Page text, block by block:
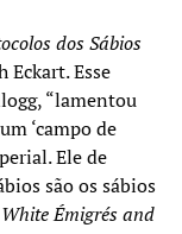
dos Sábios
Esse
“lamentou
‘campo de
Ele de
são os sábios
Émigrés and